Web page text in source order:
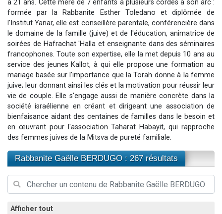
Dovan vient de donner son Maasser
2 personnes viennent de nous rejoindre sur WhatsApp
Malgorzata vient de donner son Maasser
3 personnes viennent de nous rejoindre sur WhatsApp
à 21 ans. Cette mère de 7 enfants a plusieurs cordes à son arc :
formée par la Rabbanite Esther Toledano et diplômée de
l'Institut Yanar, elle est conseillère parentale, conférencière dans
le domaine de la famille (juive) et de l'éducation, animatrice de
soirées de Hafrachat 'Halla et enseignante dans des séminaires
francophones. Toute son expertise, elle la met depuis 10 ans au
service des jeunes Kallot, à qui elle propose une formation au
mariage basée sur l'importance que la Torah donne à la femme
juive; leur donnant ainsi les clés et la motivation pour réussir leur
vie de couple. Elle s'engage aussi de manière concrète dans la
société israélienne en créant et dirigeant une association de
bienfaisance aidant des centaines de familles dans le besoin et
en œuvrant pour l'association Taharat Habayit, qui rapproche
des femmes juives de la Mitsva de pureté familiale.
Rabbanite Gaëlle BERDUGO : 267 résultats
Afficher tout